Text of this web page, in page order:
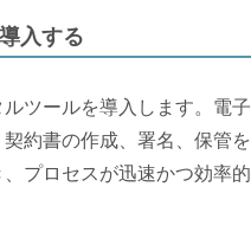
入する
ツールを導入します。電子
約書の作成、署名、保管を
プロセスが迅速かつ効率的